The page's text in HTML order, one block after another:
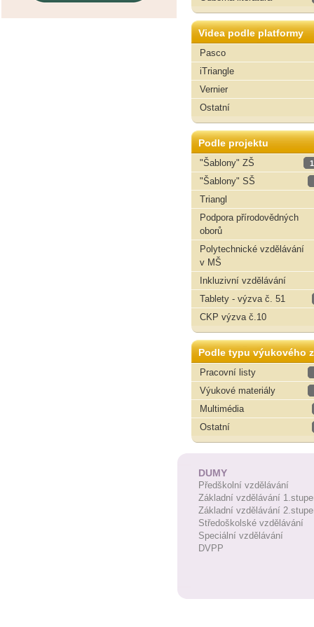
Videa podle platformy
Pasco
iTriangle
Vernier
Ostatní
Podle projektu
"Šablony" ZŠ
"Šablony" SŠ
Triangl
Podpora přírodovědných
oborů
Polytechnické vzdělávání
v MŠ
Inkluzivní vzdělávání
Tablety - výzva č. 51
CKP výzva č.10
Podle typu výukového
Pracovní listy
Výukové materiály
Multimédia
Ostatní
DUMY
Předškolní vzdělávání
Základní vzdělávání
Základní vzdělávání
Středoškolské vzdělávání
Speciální vzdělávání
DVPP